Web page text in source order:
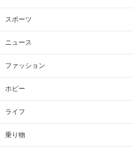
スポーツ
ニュース
ファッション
ホビー
ライフ
乗り物